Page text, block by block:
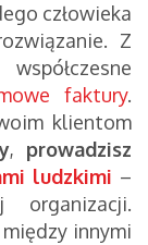
człowieka
Z
faktury.
klientom
, prowadzisz
ludzkimi –
innymi